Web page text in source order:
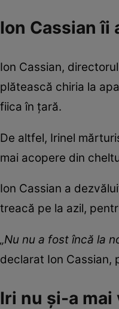
Ion Cassian
Ion Cassian,
plătească chiria la
fiica în țară.
De altfel, Irinel
mai acopere din
Ion Cassian a
treacă pe la azil,
„Nu nu a fost încă la
declarat Ion Cassian,
Iri nu și-a mai